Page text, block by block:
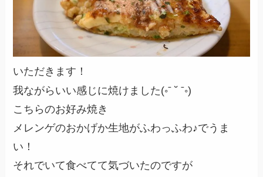
いただきます！
我ながらいい感じに焼けました(◦ˉ ˘ ˉ◦)
こちらのお好み焼き
メレンゲのおかげか生地がふわっふわ♪でうま
い！
それでいて食べてて気づいたのですが